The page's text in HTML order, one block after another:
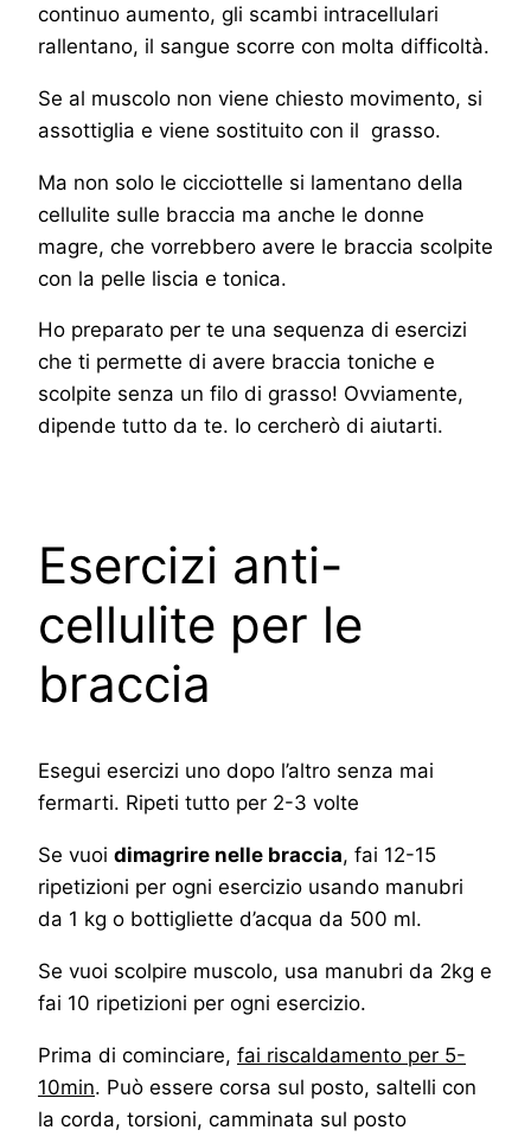
continuo aumento, gli scambi intracellulari
rallentano, il sangue scorre con molta difficoltà.
Se al muscolo non viene chiesto movimento, si
assottiglia e viene sostituito con il grasso.
Ma non solo le cicciottelle si lamentano della
cellulite sulle braccia ma anche le donne
magre, che vorrebbero avere le braccia scolpite
con la pelle liscia e tonica.
Ho preparato per te una sequenza di esercizi
che ti permette di avere braccia toniche e
scolpite senza un filo di grasso! Ovviamente,
dipende tutto da te. Io cercherò di aiutarti.
Esercizi anti-
cellulite per le
braccia
Esegui esercizi uno dopo l’altro senza mai
fermarti. Ripeti tutto per 2-3 volte
Se vuoi dimagrire nelle braccia, fai 12-15
ripetizioni per ogni esercizio usando manubri
da 1 kg o bottigliette d’acqua da 500 ml.
Se vuoi scolpire muscolo, usa manubri da 2kg e
fai 10 ripetizioni per ogni esercizio.
Prima di cominciare, fai riscaldamento per 5-
10min. Può essere corsa sul posto, saltelli con
la corda, torsioni, camminata sul posto